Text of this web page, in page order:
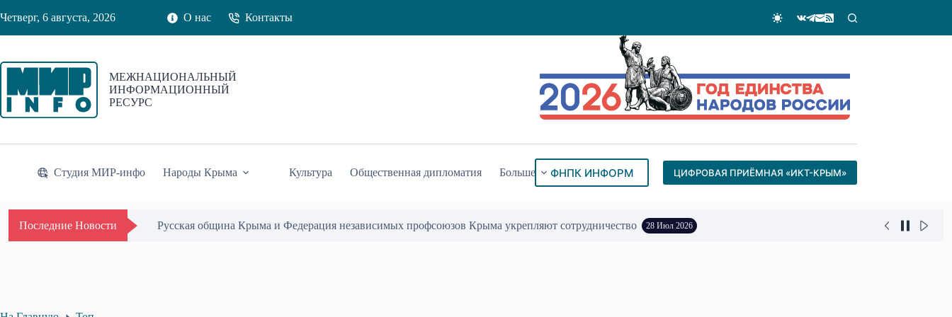
к
Четверг, 6 августа, 2026 О нас Контакты
МЕЖНАЦИОНАЛЬНЫЙ
ИНФОРМАЦИОННЫЙ
РЕСУРС
Студия МИР-инфо Народы Крыма Культура Общественная дипломатия Больше ФНПК ИНФОРМ ЦИФРОВАЯ ПРИЁМНАЯ «ИКТ-КРЫМ»
Последние Новости Русская община Крыма и Федерация независимых профсоюзов Крыма укрепляют сотрудничество 28 Июл 2026